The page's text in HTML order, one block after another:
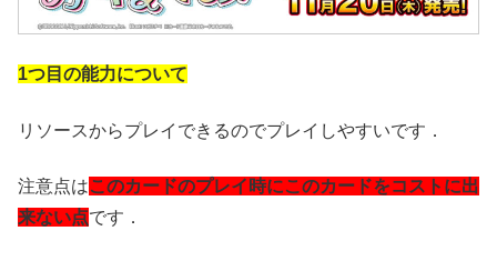
1つ目の能力について
リソースからプレイできるのでプレイしやすいです．
注意点はこのカードのプレイ時にこのカードをコストに出
来ない点です．